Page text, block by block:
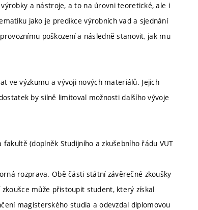
a nástroje, a to na úrovni teoretické, ale i
jako je predikce výrobních vad a sjednání
poškození a následně stanovit, jak mu
ve výzkumu a vývoji nových materiálů. Jejich
by silně limitoval možnosti dalšího vývoje
(doplněk Studijního a zkušebního řádu VUT
rozprava. Obě části státní závěrečné zkoušky
může přistoupit student, který získal
magisterského studia a odevzdal diplomovou